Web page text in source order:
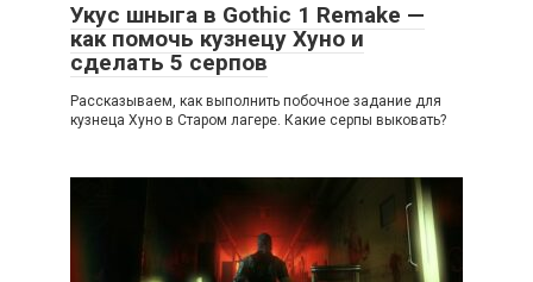
Укус шныга в Gothic 1 Remake —
как помочь кузнецу Хуно и
сделать 5 серпов
Рассказываем, как выполнить побочное задание для
кузнеца Хуно в Старом лагере. Какие серпы выковать?